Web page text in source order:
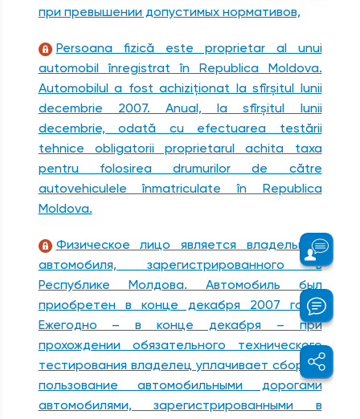
при превышении допустимых нормативов,
Persoana fizică este proprietar al unui
automobil înregistrat în Republica Moldova.
Automobilul a fost achiziţionat la sfîrşitul lunii
decembrie 2007. Anual, la sfîrşitul lunii
decembrie, odată cu efectuarea testării
tehnice obligatorii proprietarul achita taxa
pentru folosirea drumurilor de către
autovehiculele înmatriculate în Republica
Moldova.
Физическое лицо является владельцем
автомобиля, зарегистрированного в
Республике Молдова. Автомобиль был
приобретен в конце декабря 2007 года.
Ежегодно – в конце декабря – при
прохождении обязательного технического
тестирования владелец уплачивает сбор за
пользование автомобильными дорогами
автомобилями, зарегистрированными в